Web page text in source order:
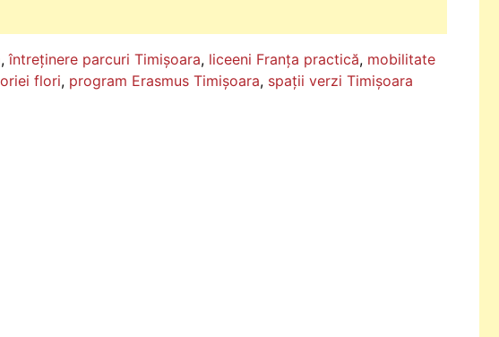
,întreținere parcuri Timișoara, liceeni Franța practică, mobilitate
flori, program Erasmus Timișoara, spații verzi Timișoara